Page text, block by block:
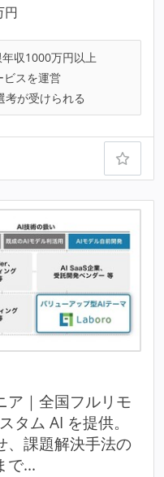
円
年収1000万円以上
ビスを運営
考が受けられる
ア｜全国フルリモ
タム AI を提供。
、課題解決手法の
で...